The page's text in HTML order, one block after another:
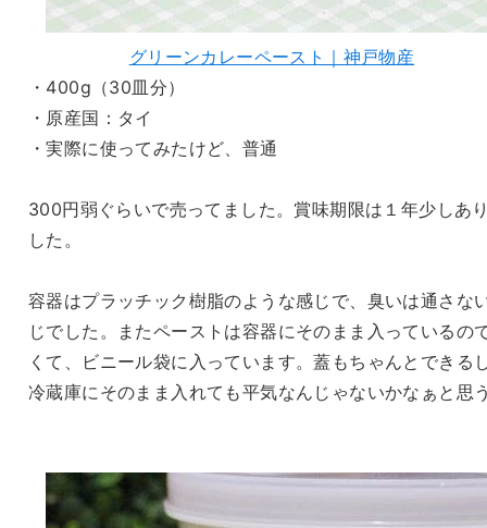
グリーンカレーペースト｜神戸物産
・400g（30皿分）
・原産国：タイ
・実際に使ってみたけど、普通
300円弱ぐらいで売ってました。賞味期限は１年少しあ
した。
容器はプラッチック樹脂のような感じで、臭いは通さな
じでした。またペーストは容器にそのまま入っているの
くて、ビニール袋に入っています。蓋もちゃんとできる
冷蔵庫にそのまま入れても平気なんじゃないかなぁと思